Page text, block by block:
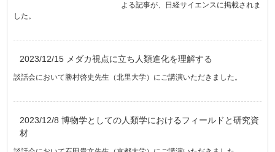
よる記事が、日経サイエンスに掲載されま
した。
2023/12/15 メダカ視点に立ち人類進化を理解する
談話会において勝村啓史先生（北里大学）にご講演いただきました。
2023/12/8 博物学としての人類学におけるフィールドと研究資
材